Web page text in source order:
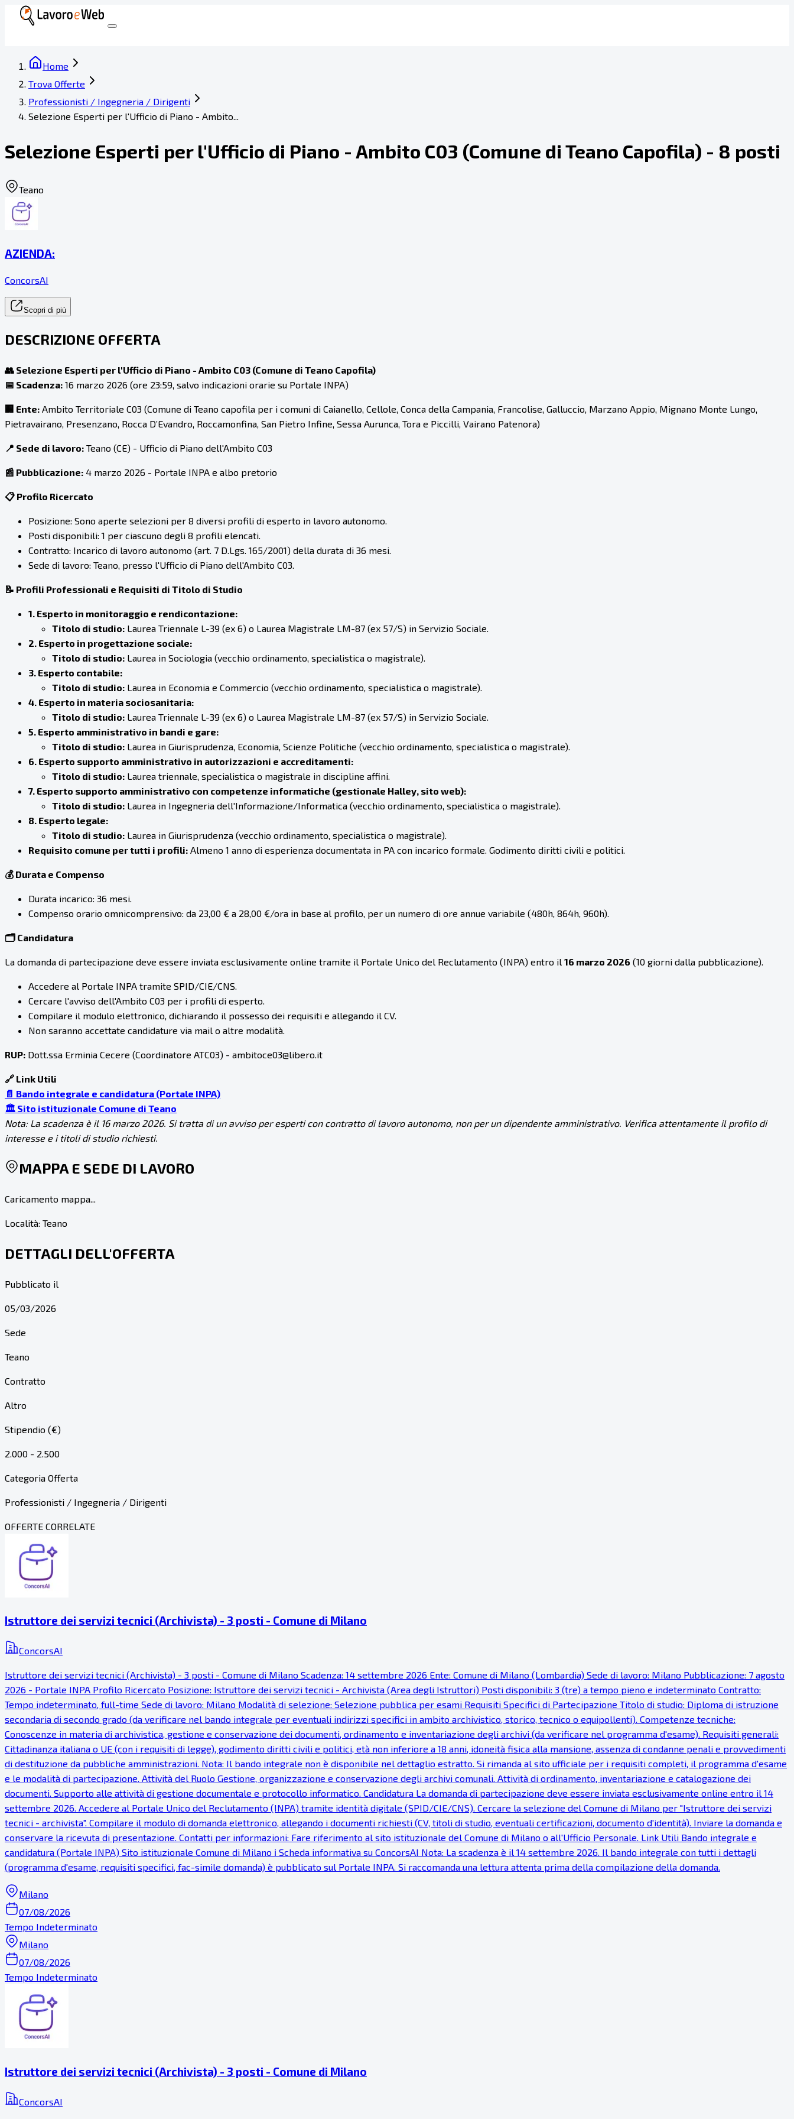
Home
Trova Offerte
Professionisti / Ingegneria / Dirigenti
Selezione Esperti per l'Ufficio di Piano - Ambito...
Selezione Esperti per l'Ufficio di Piano - Ambito C03 (Comune di Teano Capofila) - 8 posti
Teano
AZIENDA:
ConcorsAI
Scopri di più
DESCRIZIONE OFFERTA
👥 Selezione Esperti per l'Ufficio di Piano - Ambito C03 (Comune di Teano Capofila)
📅 Scadenza: 16 marzo 2026 (ore 23:59, salvo indicazioni orarie su Portale INPA)
🏢 Ente: Ambito Territoriale C03 (Comune di Teano capofila per i comuni di Caianello, Cellole, Conca della Campania, Francolise, Galluccio, Marzano Appio, Mignano Monte Lungo,
Pietravairano, Presenzano, Rocca D’Evandro, Roccamonfina, San Pietro Infine, Sessa Aurunca, Tora e Piccilli, Vairano Patenora)
📍 Sede di lavoro: Teano (CE) - Ufficio di Piano dell'Ambito C03
📰 Pubblicazione: 4 marzo 2026 - Portale INPA e albo pretorio
📋 Profilo Ricercato
Posizione: Sono aperte selezioni per 8 diversi profili di esperto in lavoro autonomo.
Posti disponibili: 1 per ciascuno degli 8 profili elencati.
Contratto: Incarico di lavoro autonomo (art. 7 D.Lgs. 165/2001) della durata di 36 mesi.
Sede di lavoro: Teano, presso l'Ufficio di Piano dell'Ambito C03.
📝 Profili Professionali e Requisiti di Titolo di Studio
1. Esperto in monitoraggio e rendicontazione:
Titolo di studio: Laurea Triennale L-39 (ex 6) o Laurea Magistrale LM-87 (ex 57/S) in Servizio Sociale.
2. Esperto in progettazione sociale:
Titolo di studio: Laurea in Sociologia (vecchio ordinamento, specialistica o magistrale).
3. Esperto contabile:
Titolo di studio: Laurea in Economia e Commercio (vecchio ordinamento, specialistica o magistrale).
4. Esperto in materia sociosanitaria:
Titolo di studio: Laurea Triennale L-39 (ex 6) o Laurea Magistrale LM-87 (ex 57/S) in Servizio Sociale.
5. Esperto amministrativo in bandi e gare:
Titolo di studio: Laurea in Giurisprudenza, Economia, Scienze Politiche (vecchio ordinamento, specialistica o magistrale).
6. Esperto supporto amministrativo in autorizzazioni e accreditamenti:
Titolo di studio: Laurea triennale, specialistica o magistrale in discipline affini.
7. Esperto supporto amministrativo con competenze informatiche (gestionale Halley, sito web):
Titolo di studio: Laurea in Ingegneria dell'Informazione/Informatica (vecchio ordinamento, specialistica o magistrale).
8. Esperto legale:
Titolo di studio: Laurea in Giurisprudenza (vecchio ordinamento, specialistica o magistrale).
Requisito comune per tutti i profili: Almeno 1 anno di esperienza documentata in PA con incarico formale. Godimento diritti civili e politici.
💰 Durata e Compenso
Durata incarico: 36 mesi.
Compenso orario omnicomprensivo: da 23,00 € a 28,00 €/ora in base al profilo, per un numero di ore annue variabile (480h, 864h, 960h).
🗂️ Candidatura
La domanda di partecipazione deve essere inviata esclusivamente online tramite il Portale Unico del Reclutamento (INPA) entro il 16 marzo 2026 (10 giorni dalla pubblicazione).
Accedere al Portale INPA tramite SPID/CIE/CNS.
Cercare l'avviso dell'Ambito C03 per i profili di esperto.
Compilare il modulo elettronico, dichiarando il possesso dei requisiti e allegando il CV.
Non saranno accettate candidature via mail o altre modalità.
RUP: Dott.ssa Erminia Cecere (Coordinatore ATC03) - ambitoce03@libero.it
🔗 Link Utili
📄 Bando integrale e candidatura (Portale INPA)
🏛️ Sito istituzionale Comune di Teano
Nota: La scadenza è il 16 marzo 2026. Si tratta di un avviso per esperti con contratto di lavoro autonomo, non per un dipendente amministrativo. Verifica attentamente il profilo di
interesse e i titoli di studio richiesti.
MAPPA E SEDE DI LAVORO
Caricamento mappa...
Località: Teano
DETTAGLI DELL'OFFERTA
Pubblicato il
05/03/2026
Sede
Teano
Contratto
Altro
Stipendio (€)
2.000 - 2.500
Categoria Offerta
Professionisti / Ingegneria / Dirigenti
OFFERTE CORRELATE
Istruttore dei servizi tecnici (Archivista) - 3 posti - Comune di Milano
ConcorsAI
Istruttore dei servizi tecnici (Archivista) - 3 posti - Comune di Milano Scadenza: 14 settembre 2026 Ente: Comune di Milano (Lombardia) Sede di lavoro: Milano Pubblicazione: 7 agosto
2026 - Portale INPA Profilo Ricercato Posizione: Istruttore dei servizi tecnici - Archivista (Area degli Istruttori) Posti disponibili: 3 (tre) a tempo pieno e indeterminato Contratto:
Tempo indeterminato, full-time Sede di lavoro: Milano Modalità di selezione: Selezione pubblica per esami Requisiti Specifici di Partecipazione Titolo di studio: Diploma di istruzione
secondaria di secondo grado (da verificare nel bando integrale per eventuali indirizzi specifici in ambito archivistico, storico, tecnico o equipollenti). Competenze tecniche:
Conoscenze in materia di archivistica, gestione e conservazione dei documenti, ordinamento e inventariazione degli archivi (da verificare nel programma d'esame). Requisiti generali:
Cittadinanza italiana o UE (con i requisiti di legge), godimento diritti civili e politici, età non inferiore a 18 anni, idoneità fisica alla mansione, assenza di condanne penali e provvedimenti
di destituzione da pubbliche amministrazioni. Nota: Il bando integrale non è disponibile nel dettaglio estratto. Si rimanda al sito ufficiale per i requisiti completi, il programma d'esame
e le modalità di partecipazione. Attività del Ruolo Gestione, organizzazione e conservazione degli archivi comunali. Attività di ordinamento, inventariazione e catalogazione dei
documenti. Supporto alle attività di gestione documentale e protocollo informatico. Candidatura La domanda di partecipazione deve essere inviata esclusivamente online entro il 14
settembre 2026. Accedere al Portale Unico del Reclutamento (INPA) tramite identità digitale (SPID/CIE/CNS). Cercare la selezione del Comune di Milano per "Istruttore dei servizi
tecnici - archivista". Compilare il modulo di domanda elettronico, allegando i documenti richiesti (CV, titoli di studio, eventuali certificazioni, documento d'identità). Inviare la domanda e
conservare la ricevuta di presentazione. Contatti per informazioni: Fare riferimento al sito istituzionale del Comune di Milano o all'Ufficio Personale. Link Utili Bando integrale e
candidatura (Portale INPA) Sito istituzionale Comune di Milano ℹ Scheda informativa su ConcorsAI Nota: La scadenza è il 14 settembre 2026. Il bando integrale con tutti i dettagli
(programma d'esame, requisiti specifici, fac-simile domanda) è pubblicato sul Portale INPA. Si raccomanda una lettura attenta prima della compilazione della domanda.
Milano
07/08/2026
Tempo Indeterminato
Milano
07/08/2026
Tempo Indeterminato
Istruttore dei servizi tecnici (Archivista) - 3 posti - Comune di Milano
ConcorsAI